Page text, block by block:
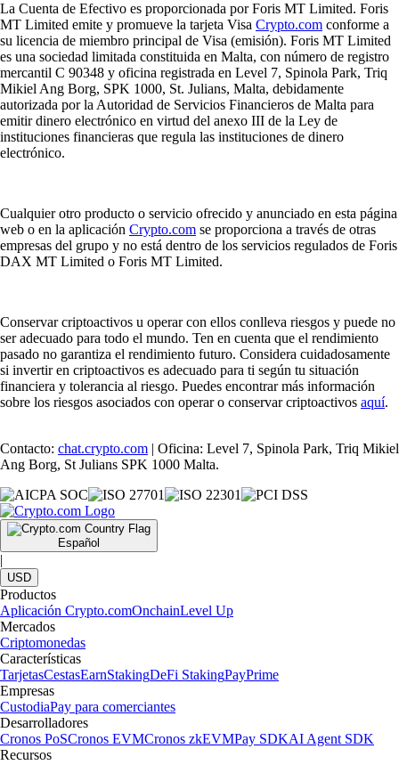
La Cuenta de Efectivo es proporcionada por Foris MT Limited. Foris
MT Limited emite y promueve la tarjeta Visa Crypto.com conforme a
su licencia de miembro principal de Visa (emisión). Foris MT Limited
es una sociedad limitada constituida en Malta, con número de registro
mercantil C 90348 y oficina registrada en Level 7, Spinola Park, Triq
Mikiel Ang Borg, SPK 1000, St. Julians, Malta, debidamente
autorizada por la Autoridad de Servicios Financieros de Malta para
emitir dinero electrónico en virtud del anexo III de la Ley de
instituciones financieras que regula las instituciones de dinero
electrónico.
Cualquier otro producto o servicio ofrecido y anunciado en esta página
web o en la aplicación Crypto.com se proporciona a través de otras
empresas del grupo y no está dentro de los servicios regulados de Foris
DAX MT Limited o Foris MT Limited.
Conservar criptoactivos u operar con ellos conlleva riesgos y puede no
ser adecuado para todo el mundo. Ten en cuenta que el rendimiento
pasado no garantiza el rendimiento futuro. Considera cuidadosamente
si invertir en criptoactivos es adecuado para ti según tu situación
financiera y tolerancia al riesgo. Puedes encontrar más información
sobre los riesgos asociados con operar o conservar criptoactivos aquí.
Contacto: chat.crypto.com | Oficina: Level 7, Spinola Park, Triq Mikiel
Ang Borg, St Julians SPK 1000 Malta.
Español
|
USD
Productos
Aplicación Crypto.comOnchainLevel Up
Mercados
Criptomonedas
Características
TarjetasCestasEarnStakingDeFi StakingPayPrime
Empresas
CustodiaPay para comerciantes
Desarrolladores
Cronos PoSCronos EVMCronos zkEVMPay SDKAI Agent SDK
Recursos